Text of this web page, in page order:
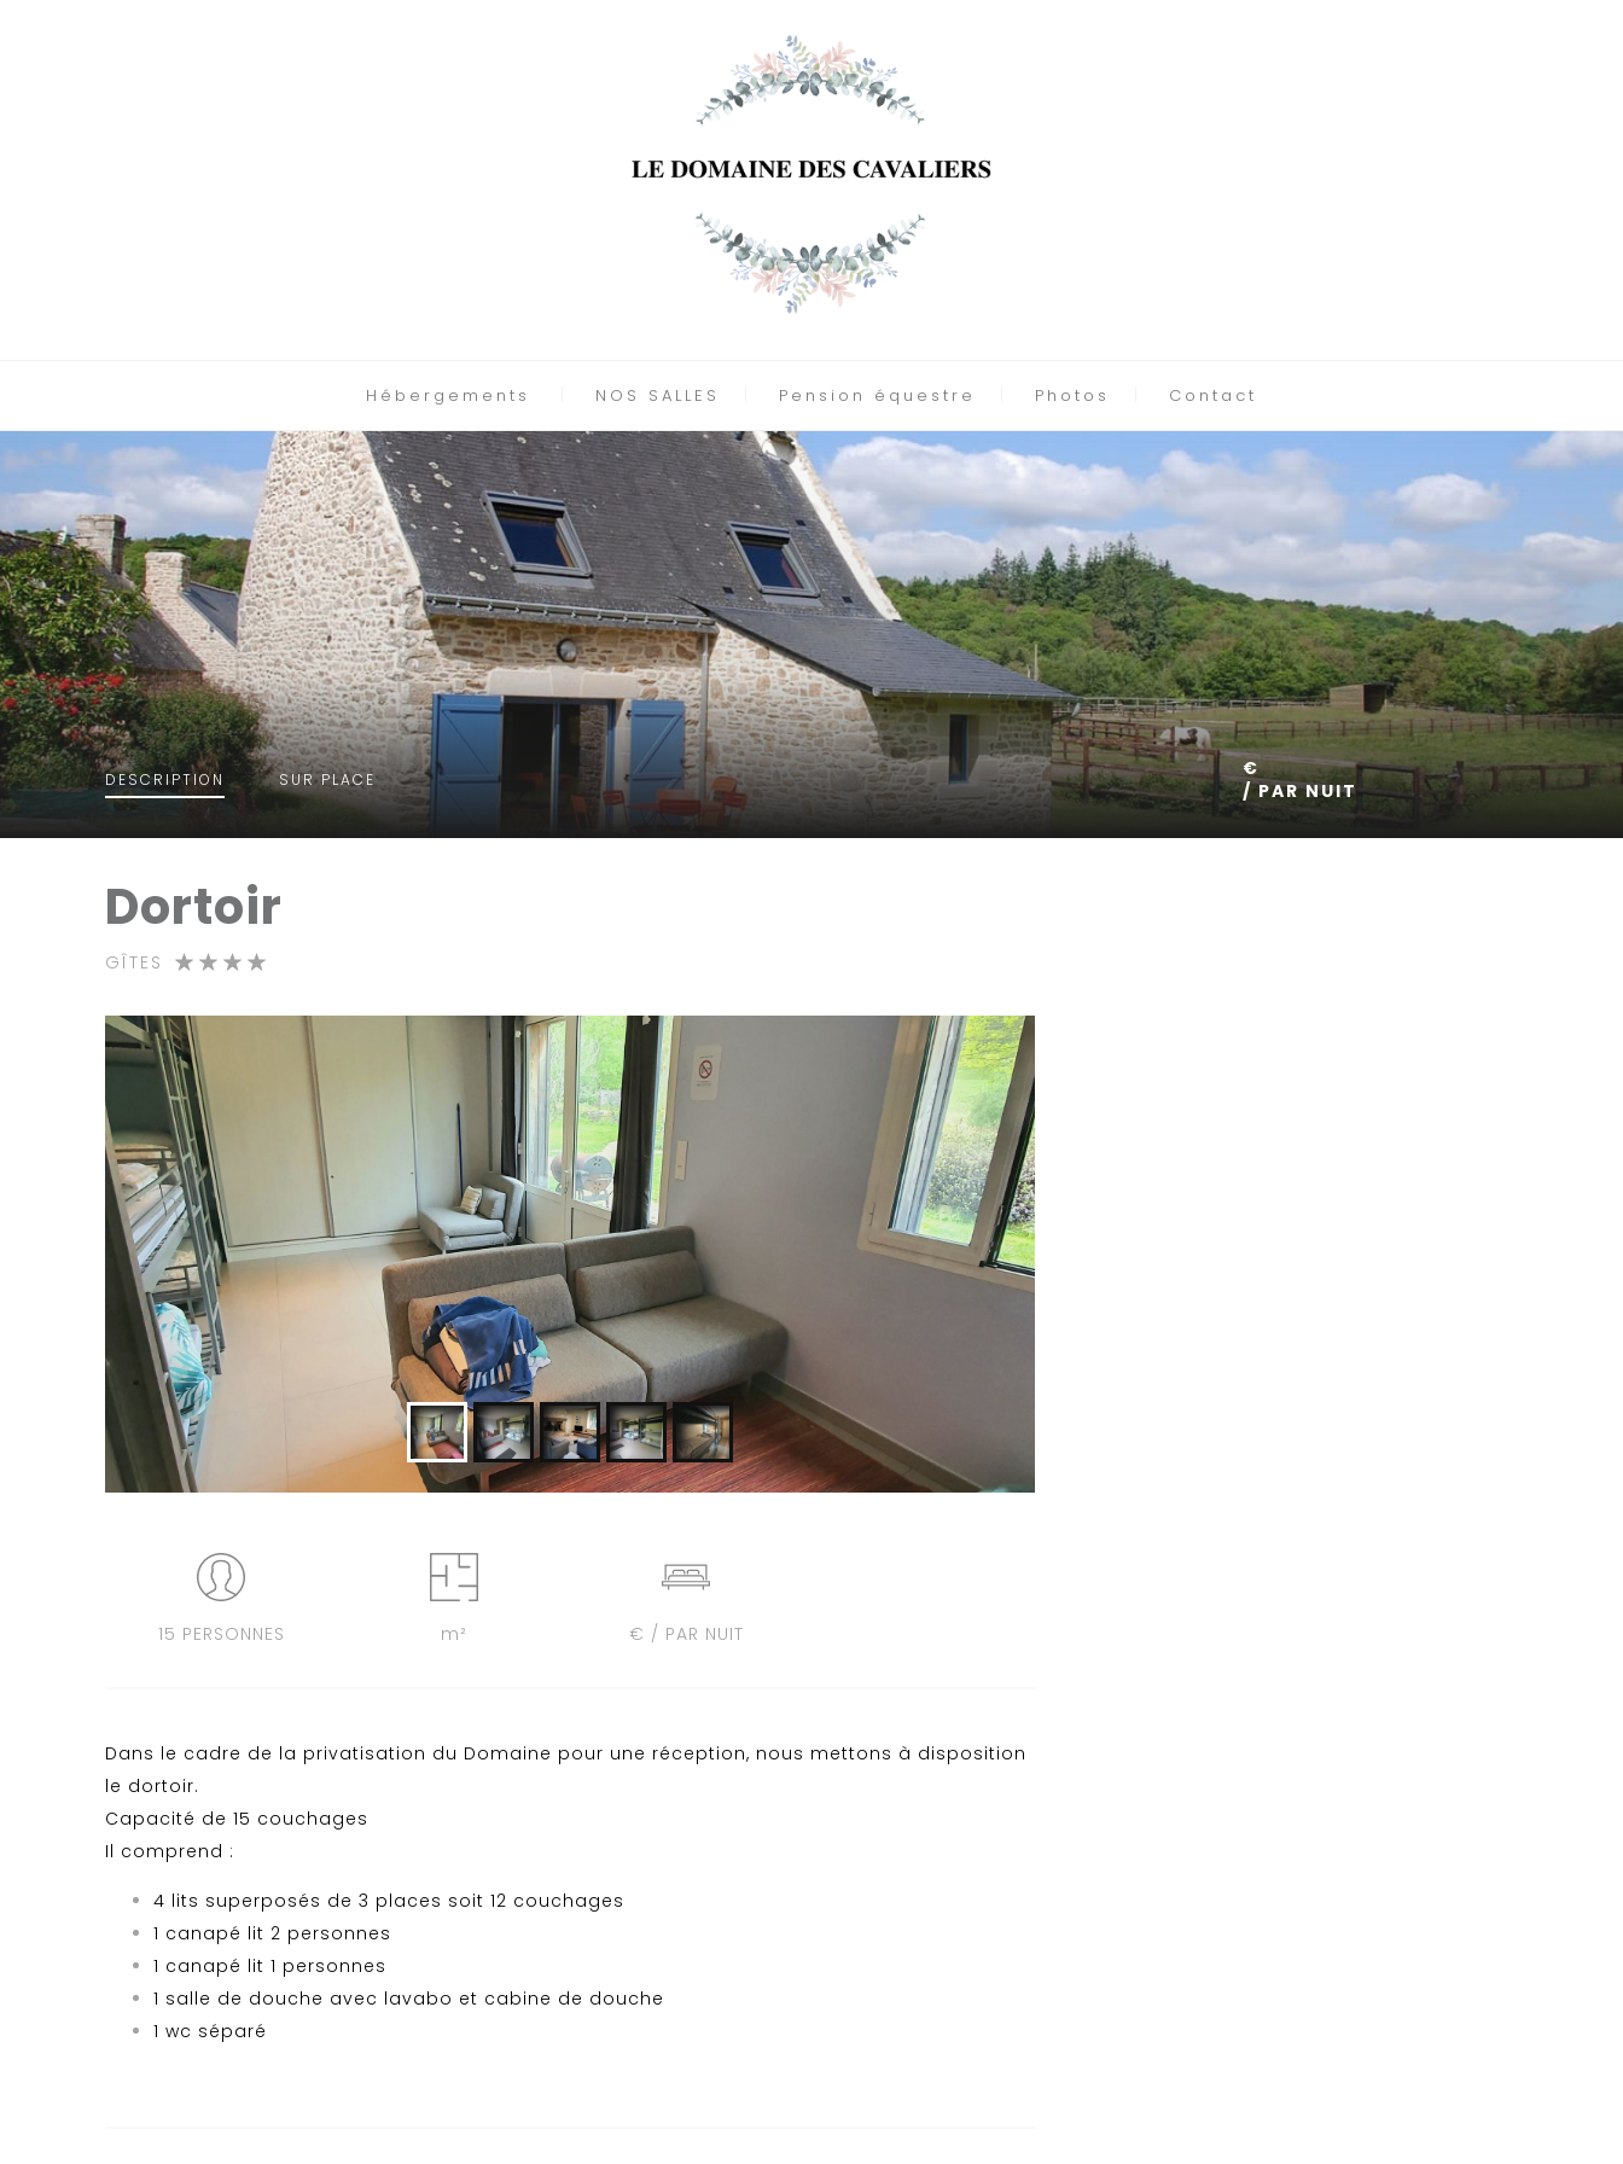
Hébergements NOS SALLES Pension équestre Photos Contact
DESCRIPTION SUR PLACE
€
/ PAR NUIT
Dortoir
GÎTES
15 PERSONNES m² € / PAR NUIT
Dans le cadre de la privatisation du Domaine pour une réception, nous mettons à disposition
le dortoir.
Capacité de 15 couchages
Il comprend :
4 lits superposés de 3 places soit 12 couchages
1 canapé lit 2 personnes
1 canapé lit 1 personnes
1 salle de douche avec lavabo et cabine de douche
1 wc séparé